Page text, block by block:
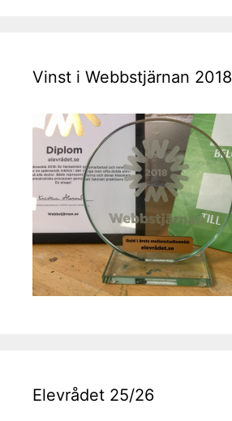
Vinst i Webbstjärnan 2018
Elevrådet 25/26